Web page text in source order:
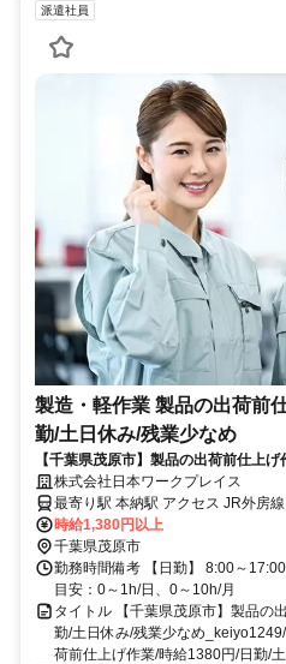
派遣社員
製造・軽作業 製品の出荷前
勤/土日休み/残業少なめ
【千葉県茂原市】製品の出荷前仕上
業少なめ_keiyo1249/1200
株式会社日本ワークプレイス
最寄り駅 本納駅 アクセス
時給1,380円以上
千葉県茂原市
勤務時間備考 【日勤】 8:00～
目安：0～1h/日、0～10h/月
タイトル 【千葉県茂原市】製品の
勤/土日休み/残業少なめ
荷前仕上げ作業/時給1380円/日勤/土